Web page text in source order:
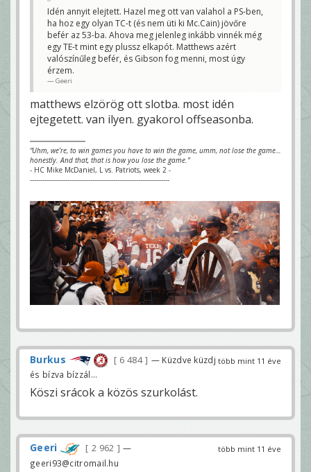
Idén annyit elejtett. Hazel meg ott van valahol a PS-ben,
ha hoz egy olyan TC-t (és nem üti ki Mc.Cain) jövőre
befér az 53-ba. Ahova meg jelenleg inkább vinnék még
egy TE-t mint egy plussz elkapót. Matthews azért
valószínűleg befér, és Gibson fog menni, most úgy
érzem.
Geeri
matthews elzörög ott slotba. most idén
ejtegetett. van ilyen. gyakorol offseasonba.
“Uhm, we’re, to win games you have to win the game, umm, not lose the game…
honestly. And that, that is how you lose the game.”
- HC Mike McDaniel, L vs. Patriots, week 2 -
-------------------------------------------------------------------
több mint 11 éve
Burkus 6 484
— Küzdve küzdj
és bízva bízzál...
Köszi srácok a közös szurkolást.
több mint 11 éve
Geeri 2 962
—
geeri93@citromail.hu